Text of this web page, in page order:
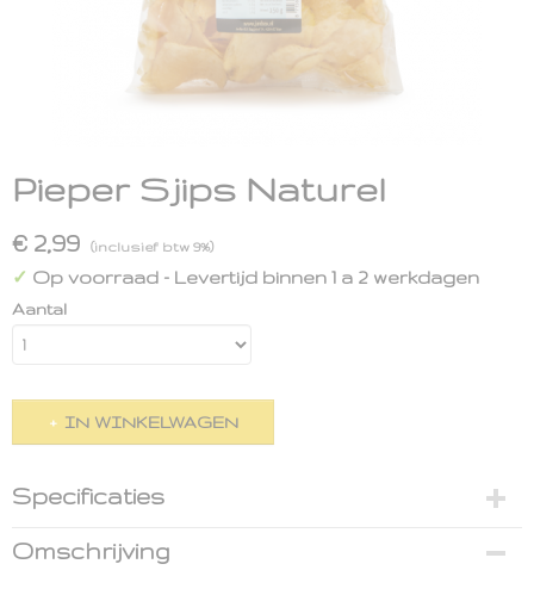
Pieper Sjips Naturel
€ 2,99 (inclusief btw 9%)
✓ Op voorraad - Levertijd binnen 1 a 2 werkdagen
Aantal
IN WINKELWAGEN
Specificaties
Inhoud
Omschrijving